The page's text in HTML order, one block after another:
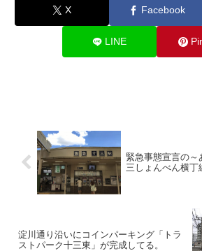
X Facebook
LINE
緊急事態宣言の～
三しょんべん横丁
淀川通り沿いにコインパーキング「トラ
ストパーク十三東」が完成してる。